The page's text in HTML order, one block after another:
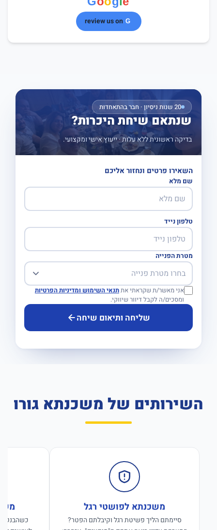
review us on
20 שנות ניסיון · חבר בהתאחדות
שנתאם שיחת היכרות?
בדיקה ראשונית ללא עלות · ייעוץ אישי ומקצועי.
השאירו פרטים ונחזור אליכם
שם מלא
טלפון נייד
מטרת הפנייה
אני מאשר/ת שקראתי אתתנאי השימוש ומדיניות הפרטיות
ומסכים/ה לקבל דיוור שיווקי.
שליחה ותיאום שיחה
השירותים של משכנתא גורו
משכנתא לפושטי רגל
סיימתם הליך פשיטת רגל וקיבלתם הפטר?